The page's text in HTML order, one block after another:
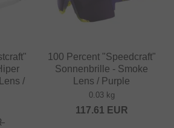
/
100 Percent "Speedcraft"
Sonnenbrille - Smoke
Lens / Purple
0.03 kg
117.61 EUR